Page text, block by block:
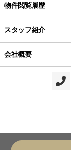
物件閲覧履歴
スタッフ紹介
会社概要